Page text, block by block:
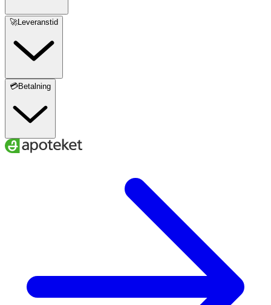
🚀Leveranstid
💳Betalning